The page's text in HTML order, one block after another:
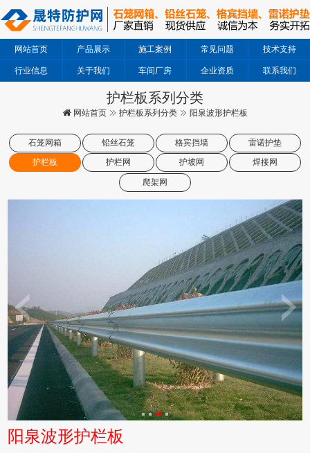
网站首页 产品展示 施工案例 常见问题 技术支持
行业信息 关于我们 车间厂房 企业资质 联系我们
护栏板系列分类
网站首页 护栏板系列分类 阳泉波形护栏板
石笼网箱 铅丝石笼 格宾挡墙 雷诺护垫
护栏板 护栏网 护坡网 焊接网
爬架网
阳泉波形护栏板